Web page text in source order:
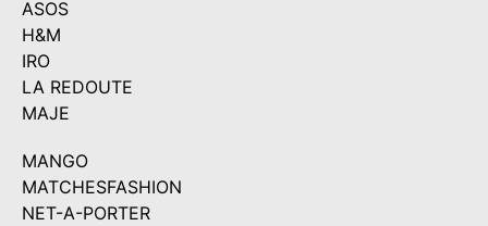
ASOS
H&M
IRO
LA REDOUTE
MAJE
MANGO
MATCHESFASHION
NET-A-PORTER